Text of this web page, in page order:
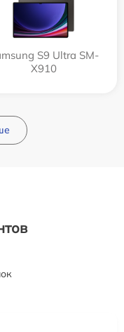
S9 Ultra SM-
X910